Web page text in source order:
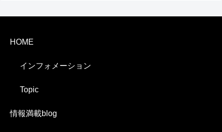
HOME
インフォメーション
Topic
情報満載blog